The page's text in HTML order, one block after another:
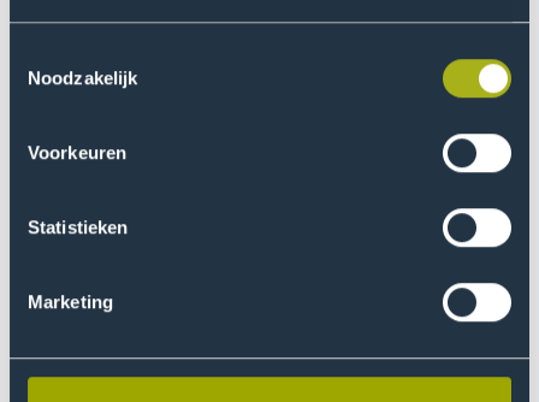
Noodzakelijk
Voorkeuren
Statistieken
Marketing
Zip code
Mobile number
I give my consent to be contacted by phone and email
regarding my study choice. My data will be treated
can withdraw or adjust my consent at any time viaupdate my